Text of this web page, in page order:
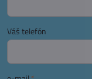
Váš telefón